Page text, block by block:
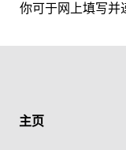
你可于网上填写并
主页